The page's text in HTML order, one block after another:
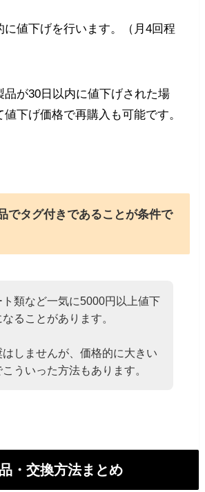
に値下げを行います。（月4回程
品が30日以内に値下げされた場
下げ価格で再購入も可能です。
でタグ付きであることが条件で
ト類など一気に5000円以上値下
ることがあります。
はしませんが、価格的に大きい
ういった方法もあります。
・交換方法まとめ